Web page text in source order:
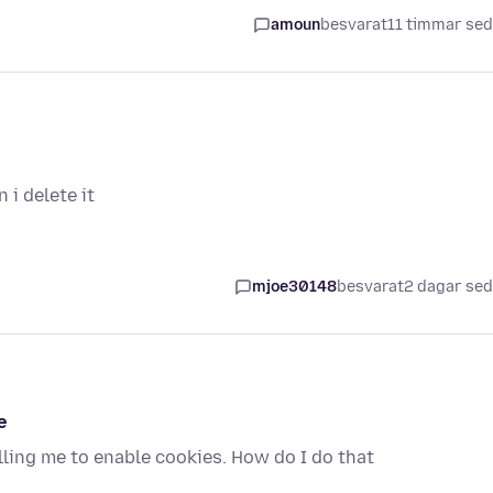
amounbesvarat11 timmar
i delete it
mjoe30148besvarat2 dagar
me to enable cookies. How do I do that